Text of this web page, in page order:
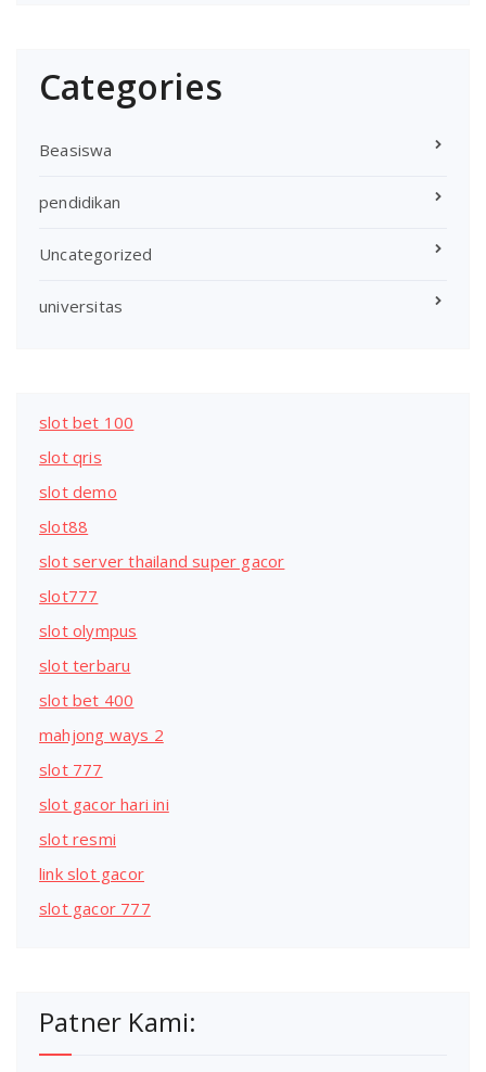
Categories
Beasiswa
pendidikan
Uncategorized
universitas
slot bet 100
slot qris
slot demo
slot88
slot server thailand super gacor
slot777
slot olympus
slot terbaru
slot bet 400
mahjong ways 2
slot 777
slot gacor hari ini
slot resmi
link slot gacor
slot gacor 777
Patner Kami: